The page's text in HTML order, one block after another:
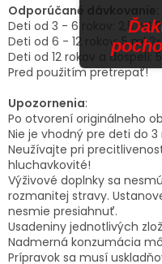
Odporúčané dávkovanie:
Deti od 3 - 6 rokov: 2,5 ml
Deti od 6 - 12 rokov: 5 ml
Deti od 12 rokov a dospelí:
Pred použitím pretrepať!
Upozornenia:
Po otvorení originálneho
Nie je vhodný pre deti do
Neužívajte pri
hluchavkovité!
Výživové doplnky sa
rozmanitej stravy.
nesmie presiahnuť.
Usadeniny jednotlivých
Nadmerná konzumácia
Prípravok sa musí